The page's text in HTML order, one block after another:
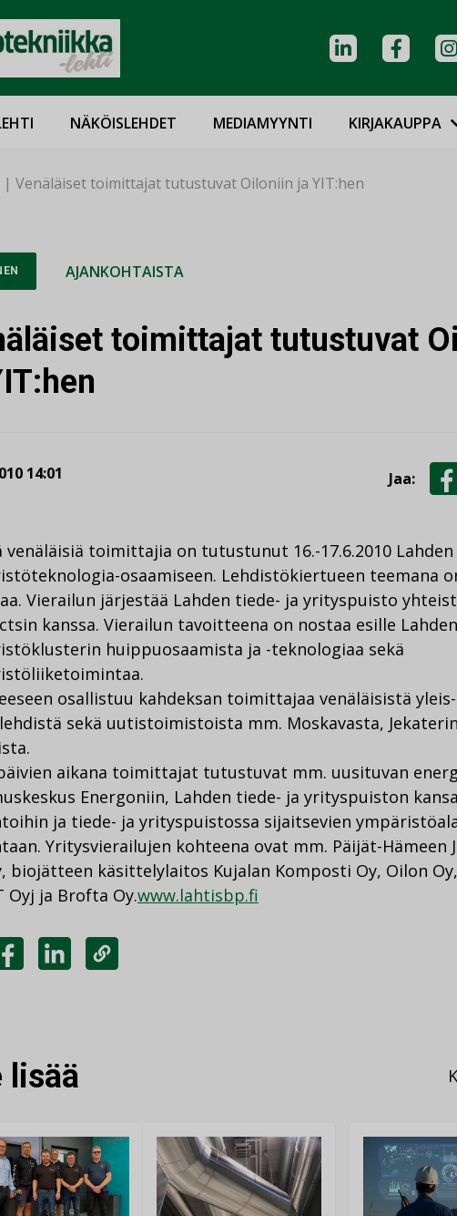
NÄKÖISLEHDET MEDIAMYYNTI KIRJAKAUPPA
| Venäläiset toimittajat tutustuvat Oiloniin ja YIT:hen
AJANKOHTAISTA
toimittajat tutustuvat
14:01 Jaa:
venäläisiä toimittajia on tutustunut 16.-17.6.2010 Lahden
osaamiseen. Lehdistökiertueen teemana
Vierailun järjestää Lahden tiede- ja yrityspuisto
kanssa. Vierailun tavoitteena on nostaa esille
huippuosaamista ja -teknologiaa sekä
osallistuu kahdeksan toimittajaa venäläisistä
sekä uutistoimistoista mm. Moskavasta,
aikana toimittajat tutustuvat mm. uusituvan
Energoniin, Lahden tiede- ja yrityspuiston
ja tiede- ja yrityspuistossa sijaitsevien
Yritysvierailujen kohteena ovat mm. Päijät-Hämeen
biojätteen käsittelylaitos Kujalan Komposti Oy, Oilon
Oyj ja Brofta Oy.www.lahtisbp.fi
lisää